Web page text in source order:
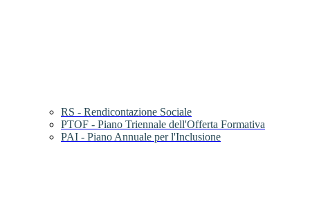
RS - Rendicontazione Sociale
PTOF - Piano Triennale dell'Offerta Formativa
PAI - Piano Annuale per l'Inclusione